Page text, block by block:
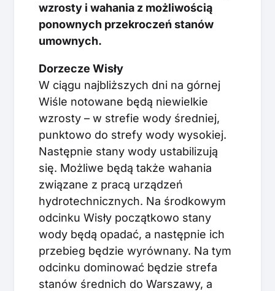
wzrosty i wahania z możliwością
ponownych przekroczeń stanów
umownych.
Dorzecze Wisły
W ciągu najbliższych dni na górnej
Wiśle notowane będą niewielkie
wzrosty – w strefie wody średniej,
punktowo do strefy wody wysokiej.
Następnie stany wody ustabilizują
się. Możliwe będą także wahania
związane z pracą urządzeń
hydrotechnicznych. Na środkowym
odcinku Wisły początkowo stany
wody będą opadać, a następnie ich
przebieg będzie wyrównany. Na tym
odcinku dominować będzie strefa
stanów średnich do Warszawy, a